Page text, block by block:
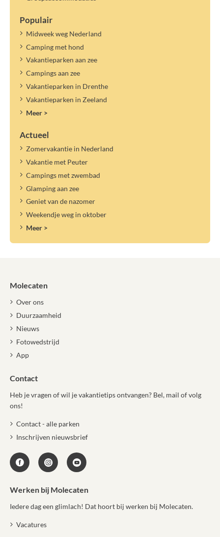
Populair
Midweek weg Nederland
Camping met hond
Vakantieparken aan zee
Campings aan zee
Vakantieparken in Drenthe
Vakantieparken in Zeeland
Meer >
Actueel
Zomervakantie in Nederland
Vakantie met Peuter
Campings met zwembad
Glamping aan zee
Geniet van de nazomer
Weekendje weg in oktober
Meer >
Molecaten
Over ons
Duurzaamheid
Nieuws
Fotowedstrijd
App
Contact
Heb je vragen of wil je vakantietips ontvangen? Bel, mail of volg
ons!
Contact - alle parken
Inschrijven nieuwsbrief
Werken bij Molecaten
Iedere dag een glimlach! Dat hoort bij werken bij Molecaten.
Vacatures